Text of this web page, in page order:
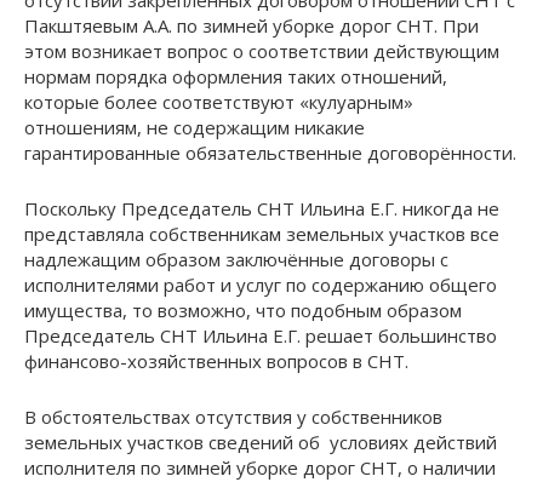
Пакштяевым А.А. по зимней уборке дорог СНТ. При
этом возникает вопрос о соответствии действующим
нормам порядка оформления таких отношений,
которые более соответствуют «кулуарным»
отношениям, не содержащим никакие
гарантированные обязательственные договорённости.
Поскольку Председатель СНТ Ильина Е.Г. никогда не
представляла собственникам земельных участков все
надлежащим образом заключённые договоры с
исполнителями работ и услуг по содержанию общего
имущества, то возможно, что подобным образом
Председатель СНТ Ильина Е.Г. решает большинство
финансово-хозяйственных вопросов в СНТ.
В обстоятельствах отсутствия у собственников
земельных участков сведений об условиях действий
исполнителя по зимней уборке дорог СНТ, о наличии